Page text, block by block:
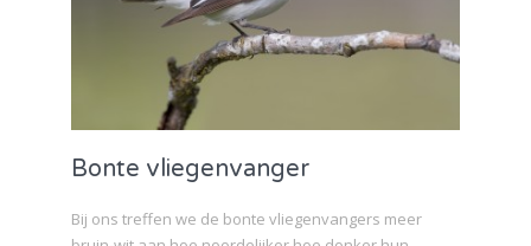
Bonte vliegenvanger
Bij ons treffen we de bonte vliegenvangers meer